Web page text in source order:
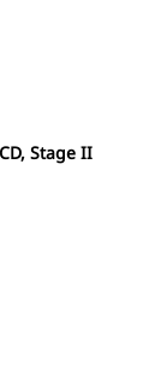
Stage II